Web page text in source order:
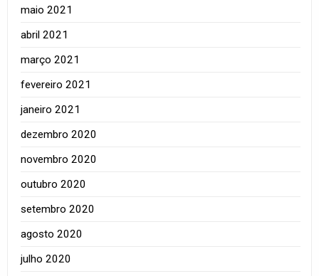
maio 2021
abril 2021
março 2021
fevereiro 2021
janeiro 2021
dezembro 2020
novembro 2020
outubro 2020
setembro 2020
agosto 2020
julho 2020